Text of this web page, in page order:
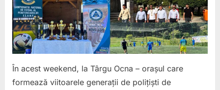
–
FSANP
2025.
Un
bucuriei,
al
În acest weekend, la Târgu Ocna – orașul care
formează viitoarele generații de polițiști de